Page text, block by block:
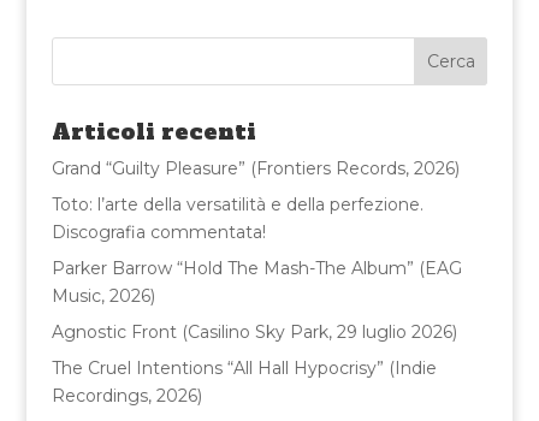
e
b
o
o
k
te
r
l
di
vi
di
Articoli recenti
Grand “Guilty Pleasure” (Frontiers Records, 2026)
Toto: l’arte della versatilità e della perfezione.
Discografia commentata!
Parker Barrow “Hold The Mash-The Album” (EAG
Music, 2026)
Agnostic Front (Casilino Sky Park, 29 luglio 2026)
The Cruel Intentions “All Hall Hypocrisy” (Indie
Recordings, 2026)